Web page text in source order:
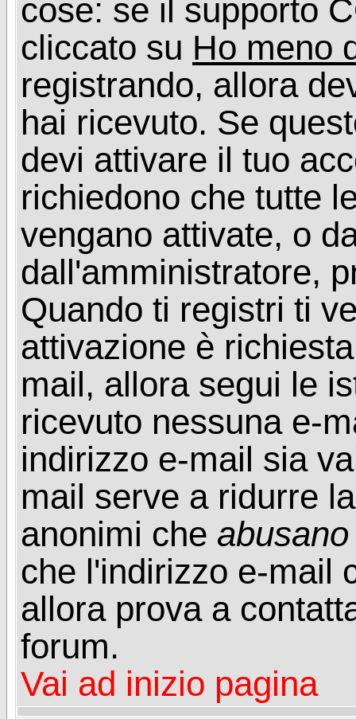
cose: se il supporto
cliccato su Ho meno
registrando, allora
hai ricevuto. Se
devi attivare il tuo
richiedono che tutte
vengano attivate, o
dall'amministratore,
Quando ti registri ti
attivazione è
mail, allora segui le
ricevuto nessuna e-
indirizzo e-mail sia
mail serve a ridurre
anonimi che abusano
che l'indirizzo e-mail
allora prova a
forum.
Vai ad inizio pagina